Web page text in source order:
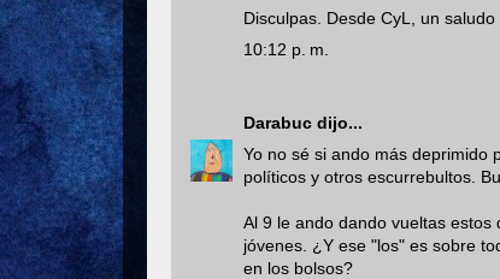
Disculpas. Desde CyL, un saludo
10:12 p. m.
Darabuc dijo...
Yo no sé si ando más deprimido
políticos y otros escurrebultos.
Al 9 le ando dando vueltas
jóvenes. ¿Y ese "los" es sobre
en los bolsos?